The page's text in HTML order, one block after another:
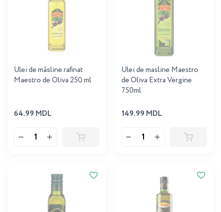
Ulei de măsline rafinat
Maestro de Oliva 250 ml
64.99 MDL
Ulei de masline Maestro
de Oliva Extra Vergine
750ml
149.99 MDL